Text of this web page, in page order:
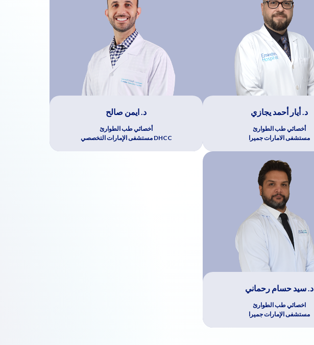
د. أيار أحمد يجازي
أخصائي طب الطوارئ
مستشفى الامارات جميرا
د. ايمن صالح
أخصائي طب الطوارئ
DHCC مستشفى الإمارات التخصصي
د. سيد حسام رحماني
اخصائي طب الطوارئ
مستشفى الإمارات جميرا